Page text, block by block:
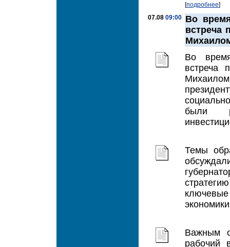
[подробнее]
07.08 09:00 Во
встреча
Во
встреча
были
Темы
ключевые
Важным
рабочий